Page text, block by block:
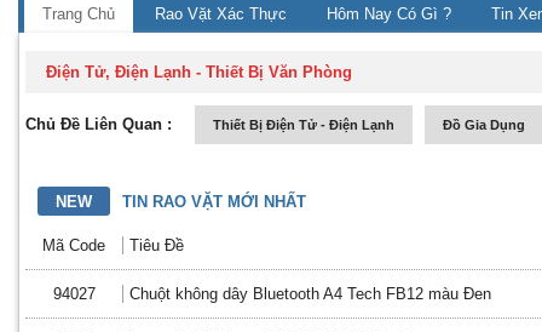
Trang Chủ Rao Vặt Xác Thực Hôm Nay Có Gì ? Tin
Điện Tử, Điện Lạnh -Thiết Bị Văn Phòng
Chủ Đề Liên Quan : Thiết Bị Điện Tử - Điện Lạnh Đồ Gia Dụng
NEW TIN RAO VẶT MỚI NHẤT
Mã Code Tiêu Đề
94027 Chuột không dây Bluetooth A4 Tech FB12 màu Đen